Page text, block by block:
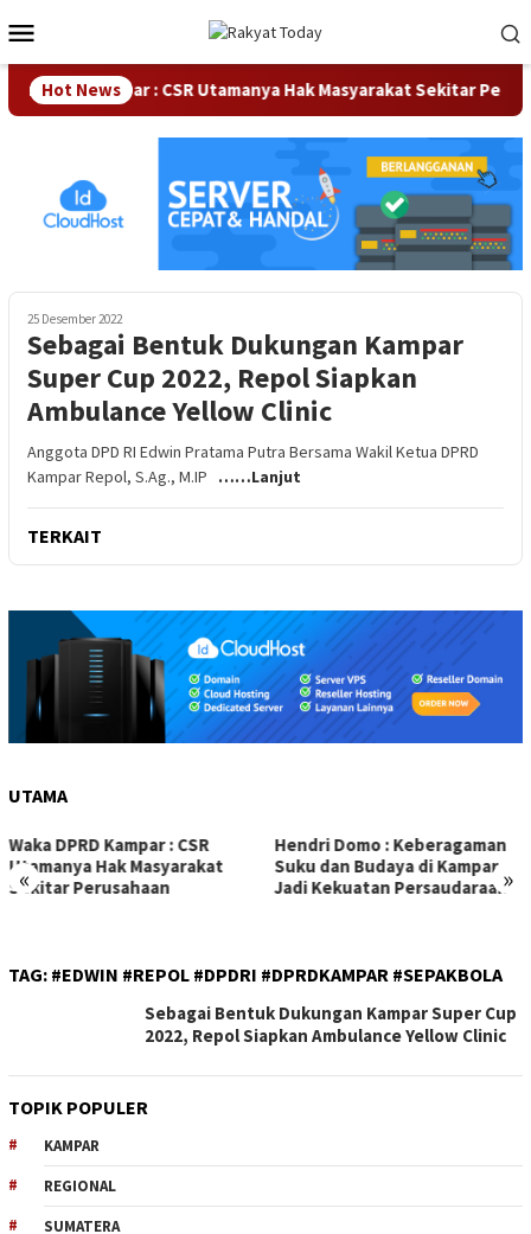
ke
kontenMobile
Hot News
DPRD Kampar : CSR Utamanya Hak Masyarakat Sekitar
25 Desember 2022
Sebagai Bentuk Dukungan Kampar
Super Cup 2022, Repol Siapkan
Ambulance Yellow Clinic
Anggota DPD RI Edwin Pratama Putra Bersama Wakil Ketua DPRD
Kampar Repol, S.Ag., M.IP ……Lanjut
TERKAIT
UTAMA
« »
Waka DPRD Kampar : CSR
Utamanya Hak Masyarakat
Sekitar Perusahaan
Hendri Domo : Keberagaman
Suku dan Budaya di Kampar
Jadi Kekuatan Persaudaraan
TAG: #EDWIN #REPOL #DPDRI #DPRDKAMPAR #SEPAKBOLA
Sebagai Bentuk Dukungan Kampar Super Cup
2022, Repol Siapkan Ambulance Yellow Clinic
TOPIK POPULER
KAMPAR
REGIONAL
SUMATERA